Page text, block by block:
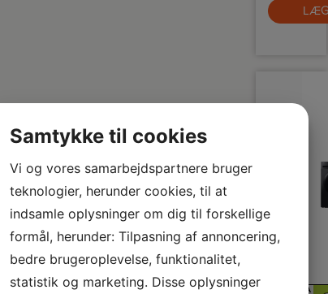
A
Samtykke til cookies
Vi og vores samarbejdspartnere bruger
teknologier, herunder cookies, til at
indsamle oplysninger om dig til forskellige
formål, herunder: Tilpasning af annoncering,
bedre brugeroplevelse, funktionalitet,
statistik og marketing. Disse oplysninger